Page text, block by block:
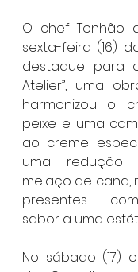
O chef Tonhão
sexta-feira (16)
destaque para
Atelier”, uma
harmonizou o
peixe e uma
ao creme
uma
melaço de cana,
presentes
sabor a uma
No sábado (17)